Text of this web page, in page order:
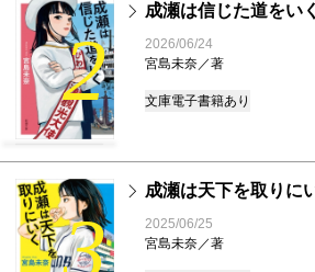
2
成瀬は信じた道をいく
2026/06/24
宮島未奈／著
文庫電子書籍あり
3
成瀬は天下を取りに
2025/06/25
宮島未奈／著